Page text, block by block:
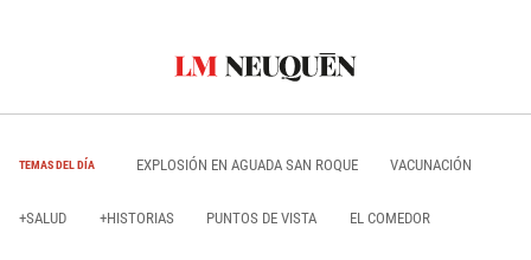
TEMAS DEL DÍA EXPLOSIÓN EN AGUADA SAN ROQUE VACUNACIÓN
+SALUD +HISTORIAS PUNTOS DE VISTA EL COMEDOR